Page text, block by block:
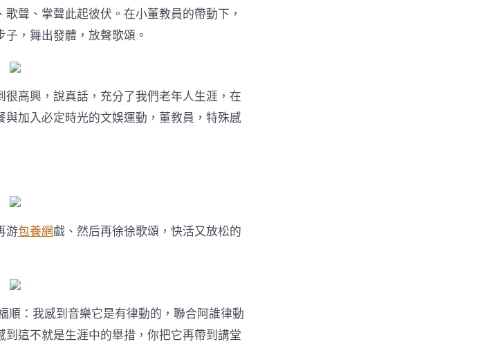
聲、掌聲此起彼伏。在小董教員的帶動下，
，舞出發體，放聲歌頌。
高興，說真話，充分了我們老年人生涯，在
加入必定時光的文娛運動，董教員，特殊感
游包養網戲、然后再徐徐歌頌，快活又放松的
順：我感到音樂它是有律動的，聯合阿誰律動
這不就是生涯中的舉措，你把它再帶到講堂